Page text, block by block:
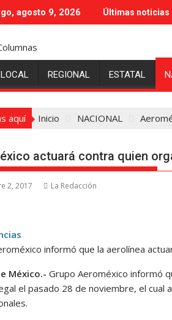
agosto 9, 2026 Últimas noticias
LOCAL REGIONAL ESTATAL
aquí Inicio NACIONAL
actuará contra quien
2, 2017 La Redacción
informó que la aerolínea
México.- Grupo Aeroméxico informó
el pasado 28 de noviembre, el cual